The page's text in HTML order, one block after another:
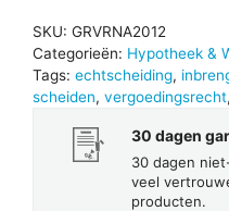
SKU: GRVRNA2012
Categorieën: Hypotheek &
Tags: echtscheiding,
scheiden, vergoedingsrecht,
30 dagen
30 dagen
veel
producten.